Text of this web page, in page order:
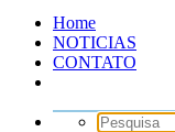
Home
NOTICIAS
CONTATO